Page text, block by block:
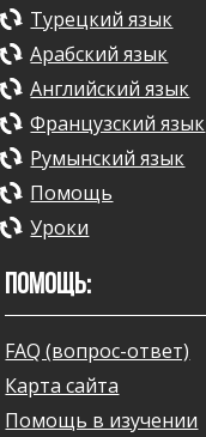
Турецкий язык
Арабский язык
Английский язык
Французский язык
Румынский язык
Помощь
Уроки
ПОМОЩЬ:
FAQ (вопрос-ответ)
Карта сайта
Помощь в изучении